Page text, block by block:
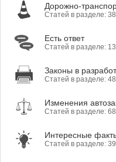
Дорожно-
Статей в разделе: 38
Есть ответ
Статей в разделе: 13
Законы в
Статей в разделе: 48
Изменения
Статей в разделе:
Интересные
Статей в разделе: 39